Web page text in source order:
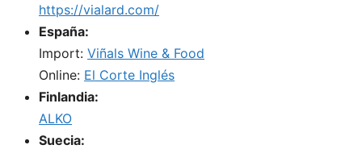
https://vialard.com/
España:
Import: Viñals Wine & Food
Online: El Corte Inglés
Finlandia:
ALKO
Suecia: